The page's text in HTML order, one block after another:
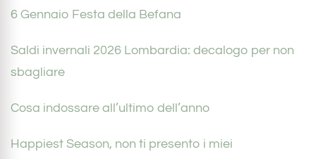
6 Gennaio Festa della Befana
Saldi invernali 2026 Lombardia: decalogo per non
sbagliare
Cosa indossare all’ultimo dell’anno
Happiest Season, non ti presento i miei